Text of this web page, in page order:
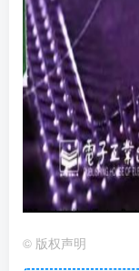
© 版权声明